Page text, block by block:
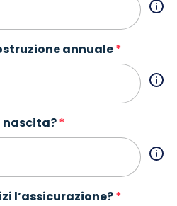
annuale
nascita?
l’assicurazione?